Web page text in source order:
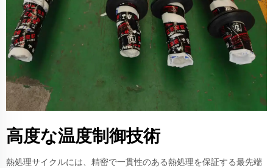
高度な温度制御技術
熱処理サイクルには、精密で一貫性のある熱処理を保証する最先端